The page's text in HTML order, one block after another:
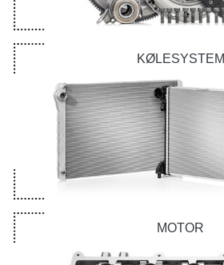
KØLESYSTEM
MOTOR